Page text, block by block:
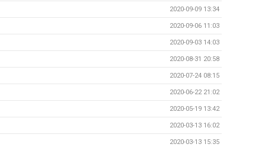
2020-09-09 13:34
2020-09-06 11:03
2020-09-03 14:03
2020-08-31 20:58
2020-07-24 08:15
2020-06-22 21:02
2020-05-19 13:42
2020-03-13 16:02
2020-03-13 15:35